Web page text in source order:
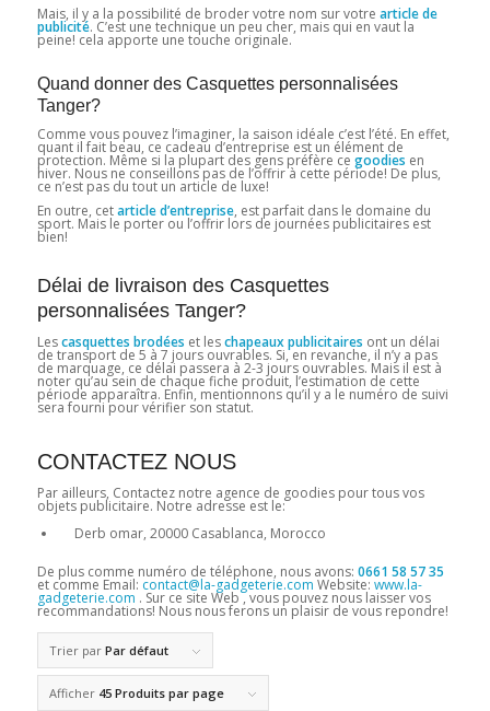
Mais, il y a la possibilité de broder votre nom sur votre article de
publicité. C’est une technique un peu cher, mais qui en vaut la
peine! cela apporte une touche originale.
Quand donner des Casquettes personnalisées
Tanger?
Comme vous pouvez l’imaginer, la saison idéale c’est l’été. En effet,
quant il fait beau, ce cadeau d’entreprise est un élément de
protection. Même si la plupart des gens préfère ce goodies en
hiver. Nous ne conseillons pas de l’offrir à cette période! De plus,
ce n’est pas du tout un article de luxe!
En outre, cetarticle d’entreprise, est parfait dans le domaine du
sport. Mais le porter ou l’offrir lors de journées publicitaires est
bien!
Délai de livraison des Casquettes
personnalisées Tanger?
Lescasquettes brodées et leschapeaux publicitaires ont un délai
de transport de 5 à 7 jours ouvrables. Si, en revanche, il n’y a pas
de marquage, ce délai passera à 2-3 jours ouvrables. Mais il est à
noter qu’au sein de chaque fiche produit, l’estimation de cette
période apparaîtra. Enfin, mentionnons qu’il y a le numéro de suivi
sera fourni pour vérifier son statut.
CONTACTEZ NOUS
Par ailleurs, Contactez notre agence de goodies pour tous vos
objets publicitaire. Notre adresse est le:
Derb omar, 20000 Casablanca, Morocco
De plus comme numéro de téléphone, nous avons: 0661 58 57 35
et comme Email: contact@la-gadgeterie.com Website: www.la-
gadgeterie.com . Sur ce site Web , vous pouvez nous laisser vos
recommandations! Nous nous ferons un plaisir de vous repondre!
Trier par Par défaut
Afficher 45 Produits par page